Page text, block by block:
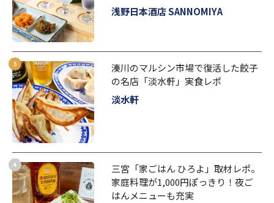
浅野日本酒店 SANNOMIYA
湊川のマルシン市場で復活した餃子
の名店「淡水軒」実食レポ
淡水軒
三宮「家ごはん ひろよ」取材レポ。
家庭料理が1,000円ぽっきり！夜ご
はんメニューも充実